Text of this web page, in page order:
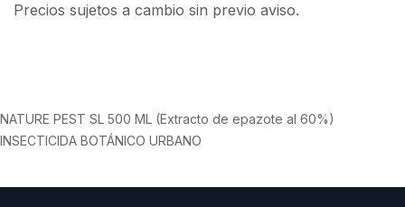
Precios sujetos a cambio sin previo aviso.
NATURE PEST SL 500 ML (Extracto de epazote al 60%)
INSECTICIDA BOTÁNICO URBANO